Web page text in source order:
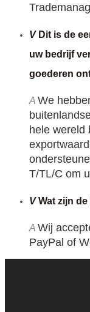
V Dit is de
uw bedrijf
goederen
A We
hele wereld
T/TL/C om
VWat zijn
A Wij
PayPal of